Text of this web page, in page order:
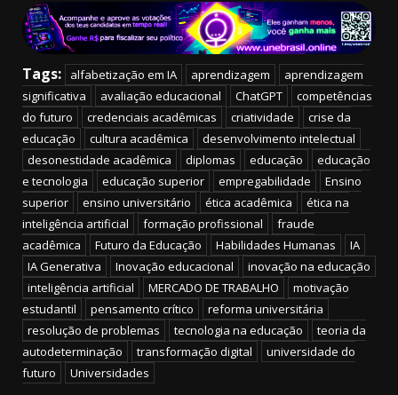
Tags: alfabetização em IA aprendizagem
aprendizagem
significativa
avaliação educacional ChatGPT
competências
do futuro
credenciais acadêmicas criatividade
crise da
educação
cultura acadêmica
desenvolvimento intelectual
desonestidade acadêmica
diplomas educação
educação
e tecnologia
educação superior empregabilidade
Ensino
superior
ensino universitário ética acadêmica
ética na
inteligência artificial
formação profissional
fraude
acadêmica
Futuro da Educação Habilidades Humanas
IA
IA Generativa
Inovação educacional
inovação na educação
inteligência artificial
MERCADO DE TRABALHO
motivação
estudantil
pensamento crítico
reforma universitária
resolução de problemas
tecnologia na educação
teoria da
autodeterminação
transformação digital
universidade do
futuro
Universidades